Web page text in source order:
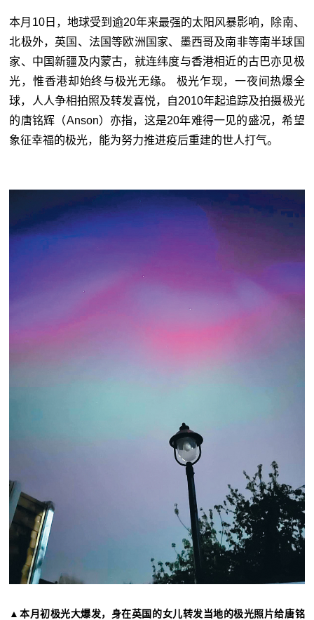
本月10日，地球受到逾20年来最强的太阳风暴影响，除南、
北极外，英国、法国等欧洲国家、墨西哥及南非等南半球国
家、中国新疆及内蒙古，就连纬度与香港相近的古巴亦见极
光，惟香港却始终与极光无缘。 极光乍现，一夜间热爆全
球，人人争相拍照及转发喜悦，自2010年起追踪及拍摄极光
的唐铭辉（Anson）亦指，这是20年难得一见的盛况，希望
象征幸福的极光，能为努力推进疫后重建的世人打气。
▲本月初极光大爆发，身在英国的女儿转发当地的极光照片给唐铭